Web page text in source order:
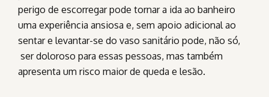
perigo de escorregar pode tornar a ida ao banheiro
uma experiência ansiosa e, sem apoio adicional ao
sentar e levantar-se do vaso sanitário pode, não só,
ser doloroso para essas pessoas, mas também
apresenta um risco maior de queda e lesão.